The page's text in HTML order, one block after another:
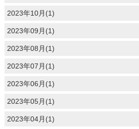
2023年10月(1)
2023年09月(1)
2023年08月(1)
2023年07月(1)
2023年06月(1)
2023年05月(1)
2023年04月(1)